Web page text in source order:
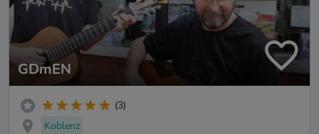
GDmEN
(3)
Koblenz